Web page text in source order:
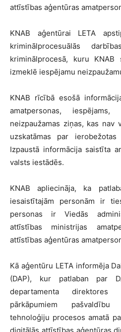
attīstības aģentūras
KNAB aģentūrai LETA
kriminālprocesuālās
kriminālprocesā, kuru
izmeklē iespējamu
KNAB rīcībā esošā
amatpersonas, iespējams,
neizpaužamas ziņas, kas nav
uzskatāmas par
Izpaustā informācija saistīta
valsts iestādēs.
KNAB apliecināja, ka
iesaistītajām personām ir
personas ir Viedās
attīstības ministrijas
attīstības aģentūras
Kā aģentūru LETA informēja
(DAP), kur patlaban par
departamenta
pārkāpumiem pašvaldību
tehnoloģiju procesos amatā